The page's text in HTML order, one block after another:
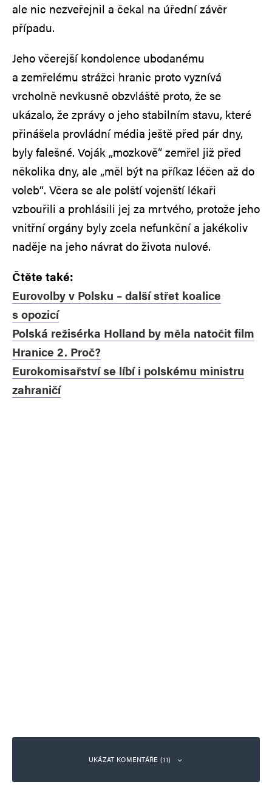
ale nic nezveřejnil a čekal na úřední závěr
případu.
Jeho včerejší kondolence ubodanému
a zemřelému strážci hranic proto vyznívá
vrcholně nevkusně obzvláště proto, že se
ukázalo, že zprávy o jeho stabilním stavu, které
přinášela provládní média ještě před pár dny,
byly falešné. Voják „mozkově“ zemřel již před
několika dny, ale „měl být na příkaz léčen až do
voleb“. Včera se ale polští vojenští lékaři
vzbouřili a prohlásili jej za mrtvého, protože jeho
vnitřní orgány byly zcela nefunkční a jakékoliv
naděje na jeho návrat do života nulové.
Čtěte také:
Eurovolby v Polsku – další střet koalice
s opozicí
Polská režisérka Holland by měla natočit film
Hranice 2. Proč?
Eurokomisařství se líbí i polskému ministru
zahraničí
UKÁZAT KOMENTÁŘE (11)